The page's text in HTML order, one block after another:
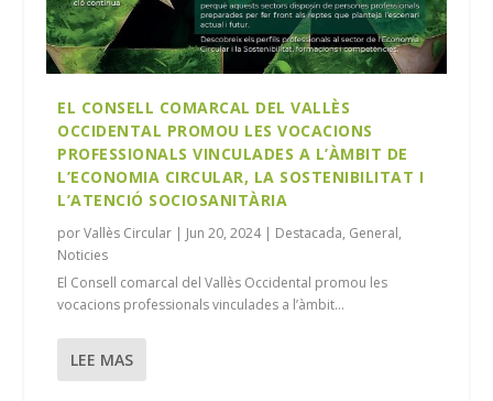
EL CONSELL COMARCAL DEL VALLÈS
OCCIDENTAL PROMOU LES VOCACIONS
PROFESSIONALS VINCULADES A L’ÀMBIT DE
L’ECONOMIA CIRCULAR, LA SOSTENIBILITAT I
L’ATENCIÓ SOCIOSANITÀRIA
porVallès Circular | Jun 20, 2024| Destacada, General,
Noticies
El Consell comarcal del Vallès Occidental promou les
vocacions professionals vinculades a l’àmbit...
LEE MAS